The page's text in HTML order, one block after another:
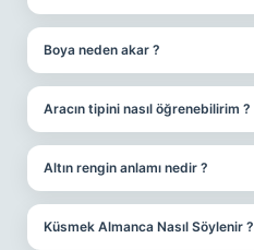
Boya neden akar ?
Aracın tipini nasıl öğrenebilirim ?
Altın rengin anlamı nedir ?
Küsmek Almanca Nasıl Söylenir ?